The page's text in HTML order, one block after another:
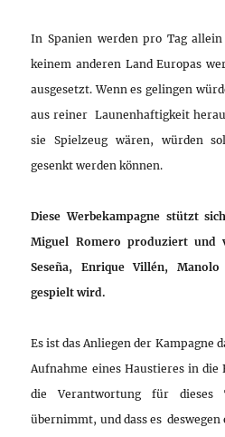
In Spanien werden pro Tag
keinem anderen Land Europas
ausgesetzt. Wenn es gelingen
aus reiner Launenhaftigkeit
sie Spielzeug wären, würden
gesenkt werden können.
Diese Werbekampagne stützt
Miguel Romero produziert und
Seseña, Enrique Villén,
gespielt wird.
Es ist das Anliegen der Kampagne
Aufnahme eines Haustieres in die
die Verantwortung für dieses
übernimmt, und dass es